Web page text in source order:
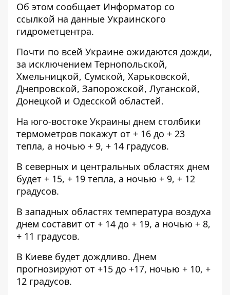
Об этом сообщает Информатор со
ссылкой на данные Украинского
гидрометцентра.
Почти по всей Украине ожидаются дожди,
за исключением Тернопольской,
Хмельницкой, Сумской, Харьковской,
Днепровской, Запорожской, Луганской,
Донецкой и Одесской областей.
На юго-востоке Украины днем столбики
термометров покажут от + 16 до + 23
тепла, а ночью + 9, + 14 градусов.
В северных и центральных областях днем
будет + 15, + 19 тепла, а ночью + 9, + 12
градусов.
В западных областях температура воздуха
днем составит от + 14 до + 19, а ночью + 8,
+ 11 градусов.
В Киеве будет дождливо. Днем
прогнозируют от +15 до +17, ночью + 10, +
12 градусов.